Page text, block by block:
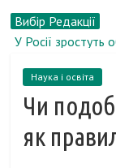
Вибір Редакції
У Росії зростуть
У Санкт-
круїзний
8 собак з
У Лондоні
Наука і освіта
Чи
як